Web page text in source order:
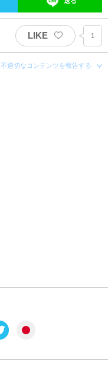
LIKE 1
不適切なコンテンツを報告する